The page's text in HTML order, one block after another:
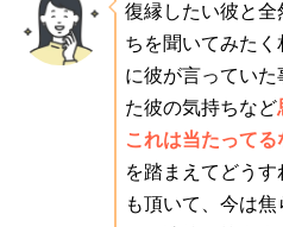
復縁したい彼と
ちを聞いてみた
に彼が言ってい
た彼の気持ちなど
これは当たって
を踏まえてどう
も頂いて、今は